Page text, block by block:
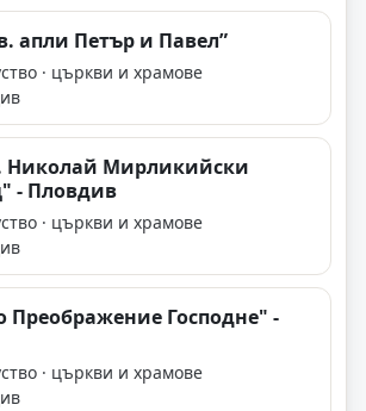
апли Петър и Павел”
· църкви и храмове
Николай Мирликийски
- Пловдив
· църкви и храмове
Преображение Господне" -
· църкви и храмове